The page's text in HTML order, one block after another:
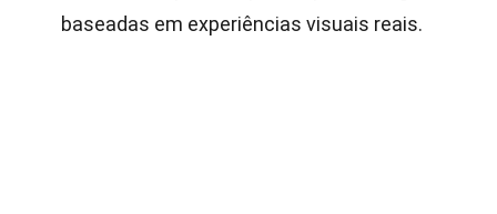
baseadas em experiências visuais reais.